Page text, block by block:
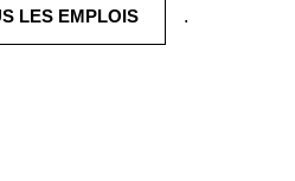
LES EMPLOIS .